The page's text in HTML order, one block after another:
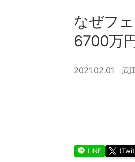
なぜフ
6700万
2021.02.01 武
LINE